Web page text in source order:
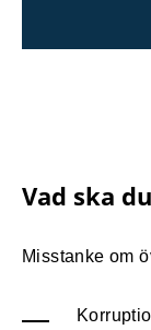
Vad ska
Misstanke om